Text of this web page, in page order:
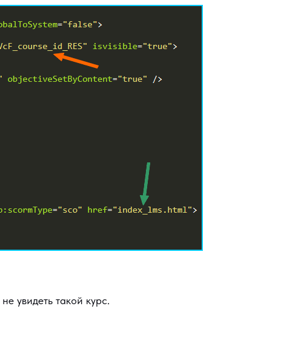
увидеть такой курс.